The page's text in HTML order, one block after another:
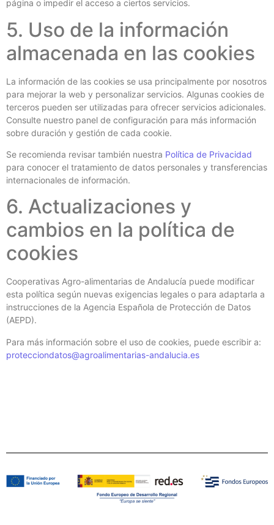
página o impedir el acceso a ciertos servicios.
5. Uso de la información
almacenada en las cookies
La información de las cookies se usa principalmente por nosotros
para mejorar la web y personalizar servicios. Algunas cookies de
terceros pueden ser utilizadas para ofrecer servicios adicionales.
Consulte nuestro panel de configuración para más información
sobre duración y gestión de cada cookie.
Se recomienda revisar también nuestra Política de Privacidad
para conocer el tratamiento de datos personales y transferencias
internacionales de información.
6. Actualizaciones y
cambios en la política de
cookies
Cooperativas Agro-alimentarias de Andalucía puede modificar
esta política según nuevas exigencias legales o para adaptarla a
instrucciones de la Agencia Española de Protección de Datos
(AEPD).
Para más información sobre el uso de cookies, puede escribir a:
protecciondatos@agroalimentarias-andalucia.es